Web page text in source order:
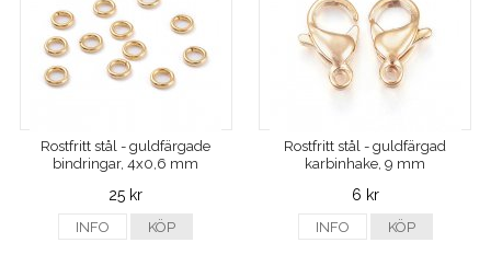
Rostfritt stål - guldfärgade
bindringar, 4x0,6 mm
25 kr
INFO KÖP
Rostfritt stål - guldfärgad
karbinhake, 9 mm
6 kr
INFO KÖP